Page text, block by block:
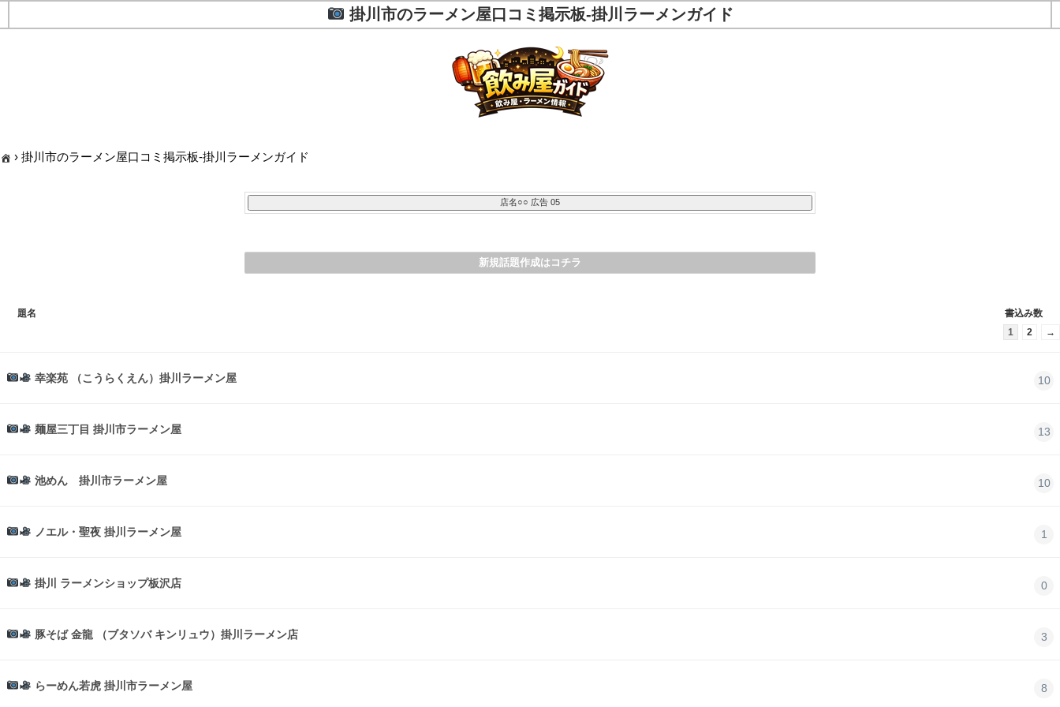
掛川市のラーメン屋口コミ掲示板-掛川ラーメンガイド
› 掛川市のラーメン屋口コミ掲示板-掛川ラーメンガイド
新規話題作成はコチラ
題名
書込み数
1
2 →
幸楽苑 （こうらくえん）掛川ラーメン屋 10
麺屋三丁目 掛川市ラーメン屋 13
池めん 掛川市ラーメン屋 10
ノエル・聖夜 掛川ラーメン屋 1
掛川 ラーメンショップ板沢店 0
豚そば 金龍 （ブタソバ キンリュウ）掛川ラーメン店 3
らーめん若虎 掛川市ラーメン屋 8